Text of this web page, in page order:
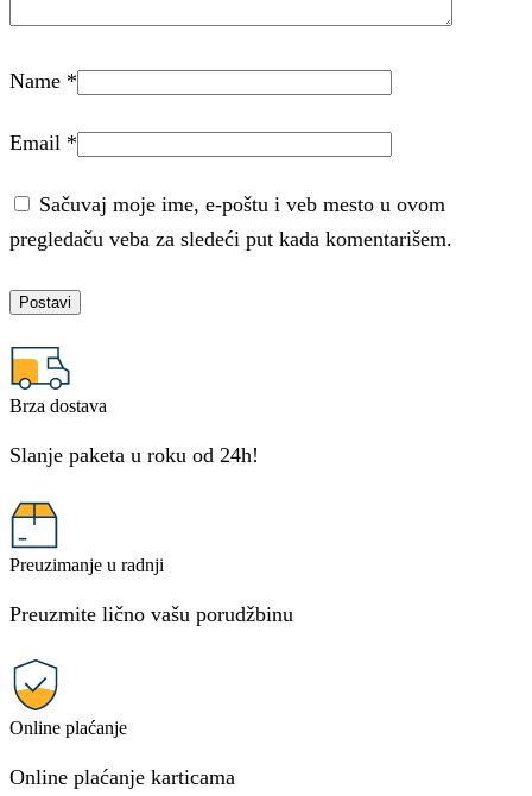
Name *
Email *
Sačuvaj moje ime, e-poštu i veb mesto u ovom
pregledaču veba za sledeći put kada komentarišem.
Brza dostava
Slanje paketa u roku od 24h!
Preuzimanje u radnji
Preuzmite lično vašu porudžbinu
Online plaćanje
Online plaćanje karticama